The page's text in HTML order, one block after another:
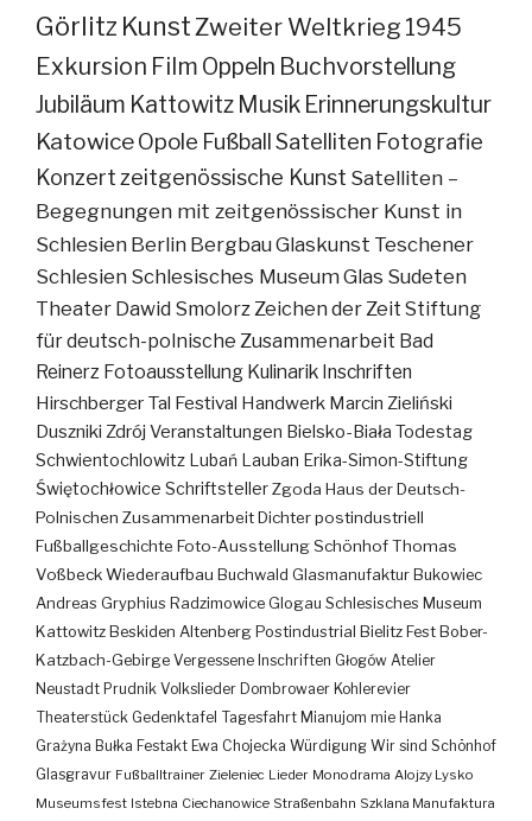
Görlitz KunstZweiter Weltkrieg 1945
Exkursion Film Oppeln Buchvorstellung
Jubiläum Kattowitz Musik Erinnerungskultur
KatowiceOpole FußballSatelliten Fotografie
Konzertzeitgenössische Kunst Satelliten –
Begegnungen mit zeitgenössischer Kunst in
Schlesien Berlin BergbauGlaskunst Teschener
Schlesien Schlesisches MuseumGlas Sudeten
Theater Dawid SmolorzZeichen der Zeit Stiftung
für deutsch-polnische Zusammenarbeit Bad
Reinerz Fotoausstellung Kulinarik Inschriften
Hirschberger Tal Festival Handwerk Marcin Zieliński
Duszniki Zdrój Veranstaltungen Bielsko-Biała Todestag
Schwientochlowitz Lubań Lauban Erika-Simon-Stiftung
Świętochłowice SchriftstellerZgoda Haus der Deutsch-
Polnischen ZusammenarbeitDichterpostindustriell
Fußballgeschichte Foto-AusstellungSchönhofThomas
VoßbeckWiederaufbau Buchwald Glasmanufaktur Bukowiec
Andreas Gryphius Radzimowice Glogau Schlesisches Museum
Kattowitz Beskiden Altenberg Postindustrial Bielitz Fest Bober-
Katzbach-Gebirge Vergessene Inschriften Głogów Atelier
Neustadt Prudnik Volkslieder Dombrowaer Kohlerevier
Theaterstück Gedenktafel Tagesfahrt Mianujom mie Hanka
Grażyna Bułka Festakt Ewa Chojecka Würdigung Wir sind Schönhof
Glasgravur Fußballtrainer Zieleniec Lieder Monodrama Alojzy Lysko
Museumsfest Istebna Ciechanowice Straßenbahn Szklana Manufaktura